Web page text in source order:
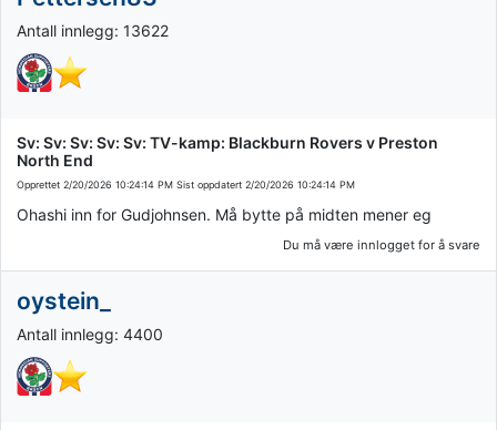
Antall innlegg: 13622
Sv: Sv: Sv: Sv: Sv: TV-kamp: Blackburn Rovers v Preston
North End
Opprettet 2/20/2026 10:24:14 PM Sist oppdatert 2/20/2026 10:24:14 PM
Ohashi inn for Gudjohnsen. Må bytte på midten mener eg
Du må være innlogget for å svare
oystein_
Antall innlegg: 4400